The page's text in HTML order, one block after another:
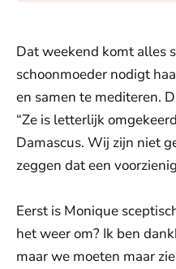
Dat weekend komt alles
schoonmoeder nodigt
en samen te mediteren.
“Ze is letterlijk
Damascus. Wij zijn niet
zeggen dat een
Eerst is Monique
het weer om? Ik ben
maar we moeten maar